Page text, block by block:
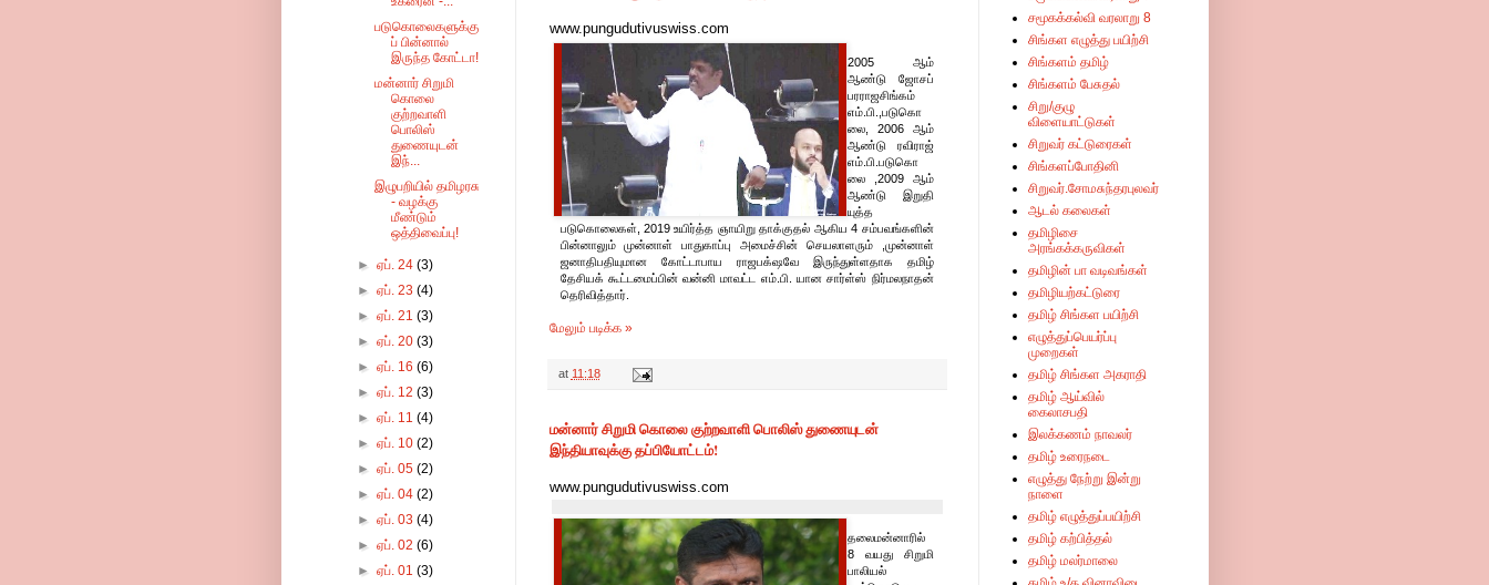
www.pungudutivuswiss.com
2005 ஆம்
ஆண்டு ஜோசப்
பரராஜசிங்கம்
எம்.பி.,படுகொ
லை, 2006 ஆம்
ஆண்டு ரவிராஜ்
எம்.பி.படுகொ
லை ,2009 ஆம்
ஆண்டு இறுதி
யுத்த
படுகொலைகள், 2019 உயிர்த்த ஞாயிறு தாக்குதல் ஆகிய 4 சம்பவங்களின்
பின்னாலும் முன்னாள் பாதுகாப்பு அமைச்சின் செயலாளரும் ,முன்னாள்
ஜனாதிபதியுமான கோட்டாபாய ராஜபக்‌ஷவே இருந்துள்ளதாக தமிழ்
தேசியக் கூட்டமைப்பின் வன்னி மாவட்ட எம்.பி. யான சார்ள்ஸ் நிர்மலநாதன்
தெரிவித்தார்.
மேலும் படிக்க »
at 11:18
மன்னார் சிறுமி கொலை குற்றவாளி பொலிஸ் துணையுடன்
இந்தியாவுக்கு தப்பியோட்டம்!
www.pungudutivuswiss.com
தலைமன்னாரில்
8 வயது சிறுமி
பாலியல்
படுகொலைகளுக்கு
ப் பின்னால்
இருந்த கோட்டா!
மன்னார் சிறுமி
கொலை
குற்றவாளி
பொலிஸ்
துணையுடன்
இந்...
இழுபறியில் தமிழரசு
- வழக்கு
மீண்டும்
ஒத்திவைப்பு!
►ஏப். 24(3)
►ஏப். 23(4)
►ஏப். 21(3)
►ஏப். 20(3)
►ஏப். 16(6)
►ஏப். 12(3)
►ஏப். 11(4)
►ஏப். 10(2)
►ஏப். 05(2)
►ஏப். 04(2)
►ஏப். 03(4)
►ஏப். 02(6)
►ஏப். 01(3)
சமூகக்கல்வி வரலாறு 8
சிங்கள எழுத்து பயிற்சி
சிங்களம் தமிழ்
சிங்களம் பேசுதல்
சிறு/குழு
விளையாட்டுகள்
சிறுவர் கட்டுரைகள்
சிங்களப்போதினி
சிறுவர்.சோமசுந்தரபுலவர்
ஆடல் கலைகள்
தமிழிசை
அரங்கக்கருவிகள்
தமிழின் பா வடிவங்கள்
தமிழியற்கட்டுரை
தமிழ் சிங்கள பயிற்சி
எழுத்துப்பெயர்ப்பு
முறைகள்
தமிழ் சிங்கள அகராதி
தமிழ் ஆய்வில்
கைலாசபதி
இலக்கணம் நாவலர்
தமிழ் உரைநடை
எழுத்து நேற்று இன்று
நாளை
தமிழ் எழுத்துப்பயிற்சி
தமிழ் கற்பித்தல்
தமிழ் மலர்மாலை